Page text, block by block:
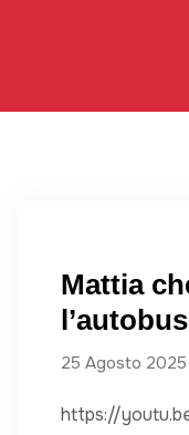
Mattia
l’autobus
25 Agosto 2025
https://